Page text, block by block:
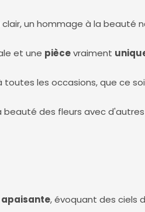
un hommage à la beauté
et une piècevraiment
les occasions, que ce
des fleurs avec d'autres
apaisante, évoquant des ciels